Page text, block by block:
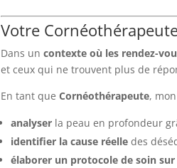
Votre
Dans uncontexte où les rendez-
et ceux qui ne trouvent plus de
En tant queCornéothérapeute,
analyser la peau en profondeur
identifier la cause réelle des
élaborer un protocole de soin